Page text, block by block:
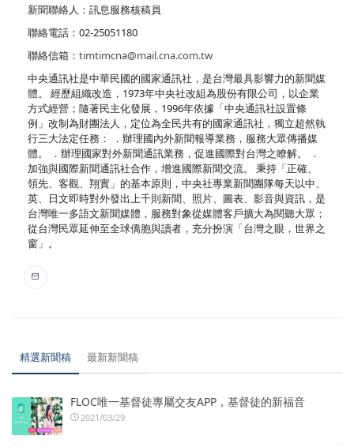
新聞聯絡人：訊息服務核稿員
聯絡電話：02-25051180
聯絡信箱： timtimcna@mail.cna.com.tw
中央通訊社是中華民國的國家通訊社，是台灣最具影響力的新聞媒
體。 經歷組織改造，1973年中央社改組為股份有限公司，以企業
方式經營；隨著民主化發展，1996年依據「中央通訊社設置條
例」改制為財團法人，定位為全民共有的國家通訊社，獨立超然執
行三大法定任務： ．辦理國內外新聞報導業務，服務大眾傳播媒
體。 ．辦理國家對外新聞通訊業務，促進國際對台灣之瞭解。 ．
加強與國際新聞通訊社合作，增進國際新聞交流。 秉持「正確、
領先、客觀、翔實」的基本原則，中央社專業新聞團隊每天以中、
英、日文即時對外發出上千則新聞、照片、圖表、影音與資訊，是
台灣唯一多語文新聞媒體，服務對象從媒體客戶擴大為閱聽大眾；
從台灣民眾延伸至全球僑胞與讀者，充分扮演「台灣之眼，世界之
窗」。
精選新聞稿 最新新聞稿
FLOC唯一基督徒專屬交友APP，基督徒的新福音
2021/03/29